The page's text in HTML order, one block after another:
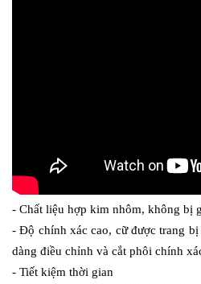
- Chất liệu hợp kim nhôm, không bị
- Độ chính xác cao, cữ được trang
dàng điều chỉnh và cắt phôi chính
- Tiết kiệm thời gian